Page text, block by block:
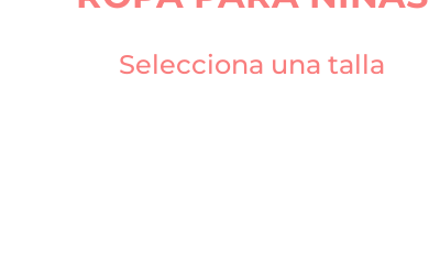
Selecciona una talla